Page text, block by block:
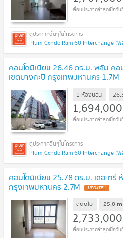
Plum Condo Ram 60 Interchange (
คอนโดมิเนียม 26.46 ตร.ม. พลัม คอ
เขตบางกะปิ กรุงเทพมหานคร 1.7M
1 ห้องนอน
1,694,000
Plum Condo Ram 60 Interchange (
คอนโดมิเนียม 25.78 ตร.ม. เดอะทรี
กรุงเทพมหานคร 2.7M UPDATE !
สตูดิโอ 25.8 m
2,733,000